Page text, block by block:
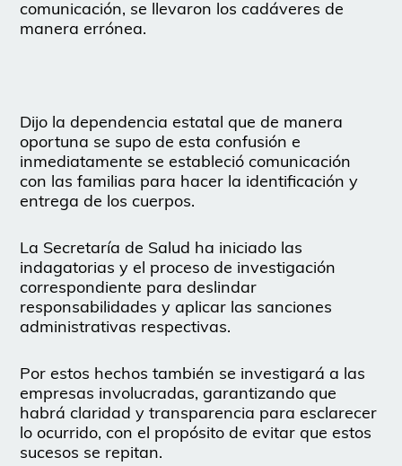
comunicación, se llevaron los cadáveres de
manera errónea.
Dijo la dependencia estatal que de manera
oportuna se supo de esta confusión e
inmediatamente se estableció comunicación
con las familias para hacer la identificación y
entrega de los cuerpos.
La Secretaría de Salud ha iniciado las
indagatorias y el proceso de investigación
correspondiente para deslindar
responsabilidades y aplicar las sanciones
administrativas respectivas.
Por estos hechos también se investigará a las
empresas involucradas, garantizando que
habrá claridad y transparencia para esclarecer
lo ocurrido, con el propósito de evitar que estos
sucesos se repitan.